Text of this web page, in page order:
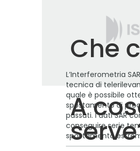
Che
L’Interferometria
tecnica di
quale è possibile
spostamento di
passati. I dati SAR
conseguire serie
spostamento
A